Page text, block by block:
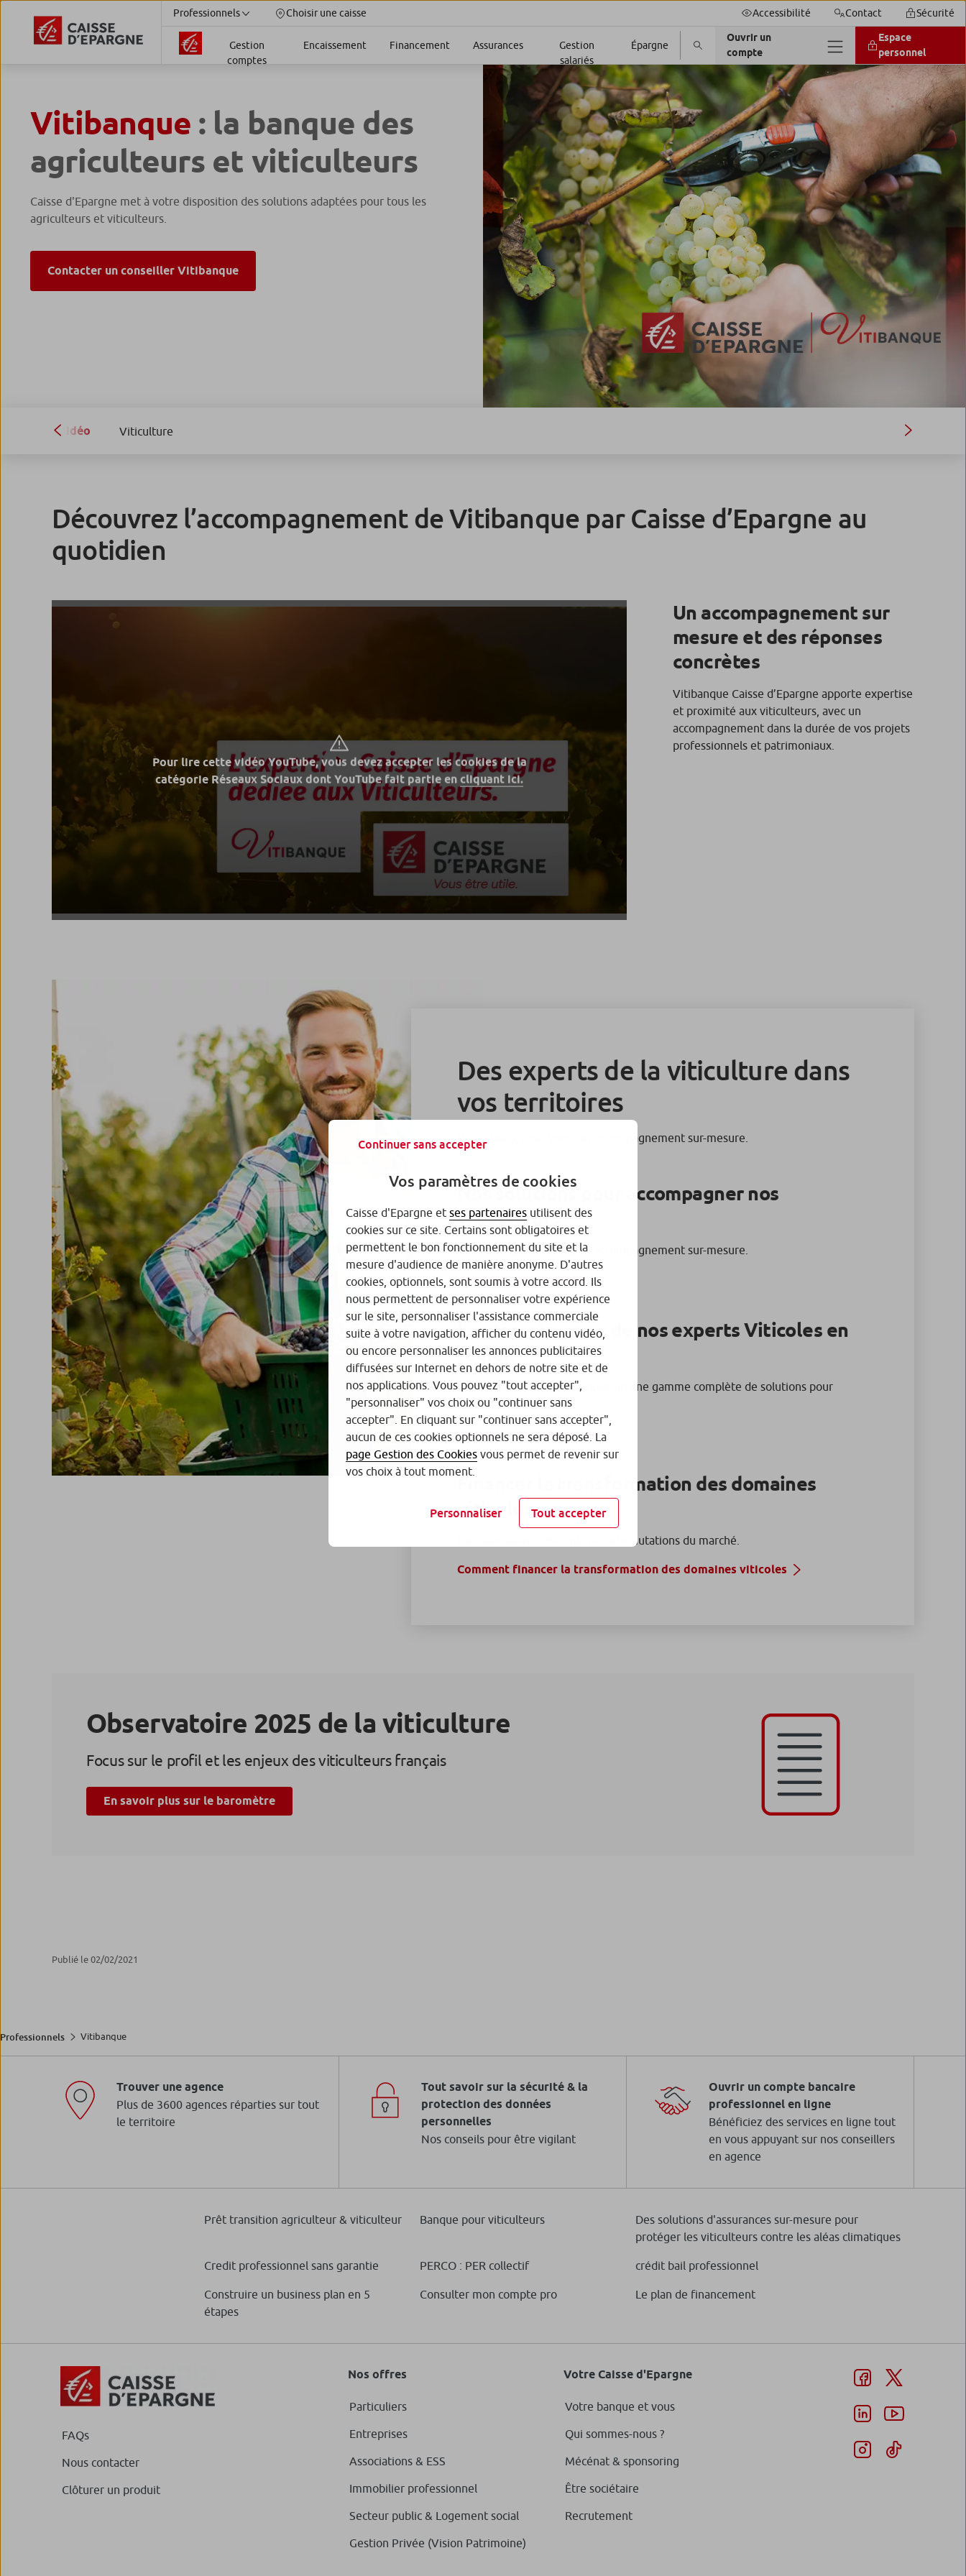
Professionnels Choisir une caisse Accessibilité Contact Sécurité
Gestion
comptes
Encaissement Financement Assurances
Gestion
salariés
Épargne
Ouvrir un
compte
Espace
personnel
Vitibanque : la banque des
agriculteurs et viticulteurs
Caisse d'Epargne met à votre disposition des solutions adaptées pour tous les
agriculteurs et viticulteurs.
Contacter un conseiller Vitibanque
Vidéo Viticulture
Découvrez l’accompagnement de Vitibanque par Caisse d’Epargne au
quotidien
Pour lire cette vidéo YouTube, vous devez accepter les cookies de la
catégorie Réseaux Sociaux dont YouTube fait partie en cliquant ici.
Un accompagnement sur
mesure et des réponses
concrètes
Vitibanque Caisse d’Epargne apporte expertise
et proximité aux viticulteurs, avec un
accompagnement dans la durée de vos projets
professionnels et patrimoniaux.
Des experts de la viticulture dans
vos territoires
Viticulteurs, pour vous, un accompagnement sur-mesure.
Nos solutions pour accompagner nos
viticulteurs
Viticulteurs, pour vous, un accompagnement sur-mesure.
Découvrir les solutions
Les témoignages de nos experts Viticoles en
région
Nous mettons à votre disposition une gamme complète de solutions pour
répondre à vos besoins.
Découvrir les témoignages
Financer la transformation des domaines
viticoles
Face aux aléas climatiques et aux mutations du marché.
Comment financer la transformation des domaines viticoles
Observatoire 2025 de la viticulture
Focus sur le profil et les enjeux des viticulteurs français
En savoir plus sur le baromètre
Publié le 02/02/2021
Professionnels Vitibanque
Trouver une agence
Plus de 3600 agences réparties sur tout
le territoire
Tout savoir sur la sécurité & la
protection des données
personnelles
Nos conseils pour être vigilant
Ouvrir un compte bancaire
professionnel en ligne
Bénéficiez des services en ligne tout
en vous appuyant sur nos conseillers
en agence
Prêt transition agriculteur & viticulteur Banque pour viticulteurs
Des solutions d'assurances sur-mesure pour
protéger les viticulteurs contre les aléas climatiques
Credit professionnel sans garantie PERCO : PER collectif crédit bail professionnel
Construire un business plan en 5
étapes
Consulter mon compte pro Le plan de financement
FAQs
Nous contacter
Clôturer un produit
Nos offres
Particuliers
Entreprises
Associations & ESS
Immobilier professionnel
Secteur public & Logement social
Gestion Privée (Vision Patrimoine)
Votre Caisse d'Epargne
Votre banque et vous
Qui sommes-nous ?
Mécénat & sponsoring
Être sociétaire
Recrutement
Continuer sans accepter
Vos paramètres de cookies
Caisse d'Epargne et ses partenaires utilisent des
cookies sur ce site. Certains sont obligatoires et
permettent le bon fonctionnement du site et la
mesure d'audience de manière anonyme. D'autres
cookies, optionnels, sont soumis à votre accord. Ils
nous permettent de personnaliser votre expérience
sur le site, personnaliser l'assistance commerciale
suite à votre navigation, afficher du contenu vidéo,
ou encore personnaliser les annonces publicitaires
diffusées sur Internet en dehors de notre site et de
nos applications. Vous pouvez "tout accepter",
"personnaliser" vos choix ou "continuer sans
accepter". En cliquant sur "continuer sans accepter",
aucun de ces cookies optionnels ne sera déposé. La
page Gestion des Cookies vous permet de revenir sur
vos choix à tout moment.
Personnaliser Tout accepter